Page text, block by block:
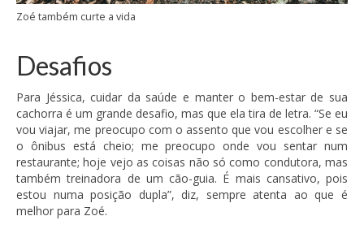
Zoé também curte a vida
Desafios
Para Jéssica, cuidar da saúde e manter o bem-estar de sua
cachorra é um grande desafio, mas que ela tira de letra. “Se eu
vou viajar, me preocupo com o assento que vou escolher e se
o ônibus está cheio; me preocupo onde vou sentar num
restaurante; hoje vejo as coisas não só como condutora, mas
também treinadora de um cão-guia. É mais cansativo, pois
estou numa posição dupla”, diz, sempre atenta ao que é
melhor para Zoé.